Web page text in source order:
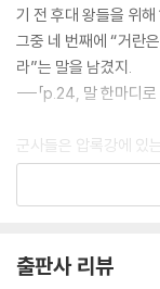
기 전 후대 왕들을 위해
그중 네 번째에 “거란
라”는 말을 남겼지.
---「p.24, 말 한마디로
군사들은 압록강에 있
강물이 불어나 수백 명
에 떨어졌어. 이성계
로 군사를 돌리면 역적
출판사 리뷰